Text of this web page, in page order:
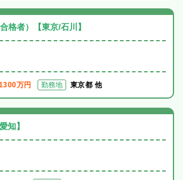
格者）【東京/石川】
万円 勤務地 東京都 他
知】